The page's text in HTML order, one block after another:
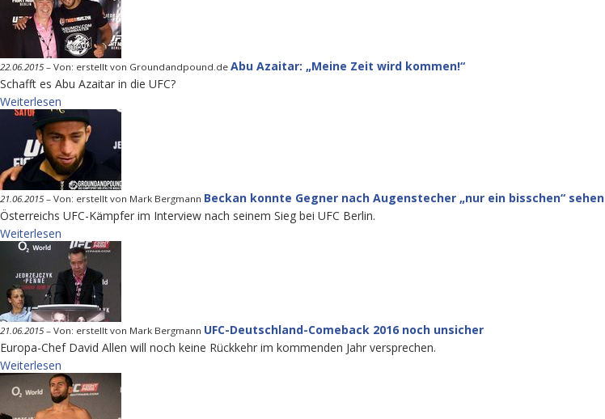
22.06.2015– Von: erstellt von Groundandpound.de Abu Azaitar: „Meine Zeit wird kommen!“
Schafft es Abu Azaitar in die UFC?
Weiterlesen
21.06.2015– Von: erstellt von Mark Bergmann Beckan konnte Gegner nach Augenstecher „nur ein bisschen“ sehen
Österreichs UFC-Kämpfer im Interview nach seinem Sieg bei UFC Berlin.
Weiterlesen
21.06.2015– Von: erstellt von Mark Bergmann UFC-Deutschland-Comeback 2016 noch unsicher
Europa-Chef David Allen will noch keine Rückkehr im kommenden Jahr versprechen.
Weiterlesen